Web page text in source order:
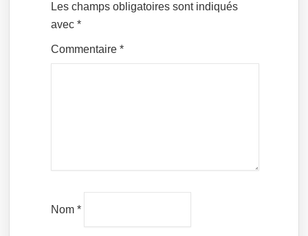
Les champs obligatoires sont indiqués
avec*
Commentaire*
Nom*